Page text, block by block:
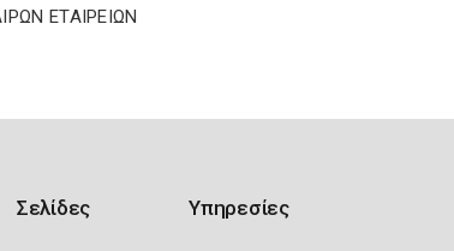
ΕΤΑΙΡΕΙΩΝ
Σελίδες Υπηρεσίες